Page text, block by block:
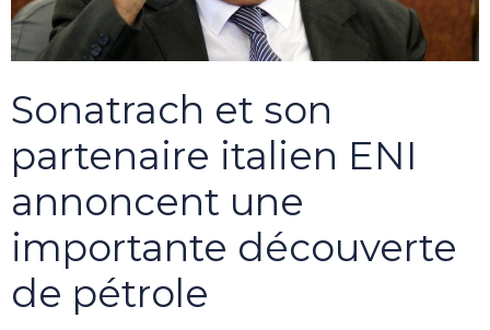
Sonatrach et son
partenaire italien ENI
annoncent une
importante découverte
de pétrole